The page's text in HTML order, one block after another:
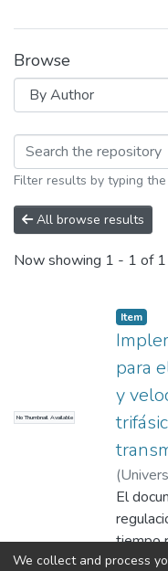
Browse
Browsing
Filter results by typing
All browse results
Now showing 1 - 1 of 1
No Thumbnail Available
Item
para
y
(
León
Andina
El
tiempo
We collect and process